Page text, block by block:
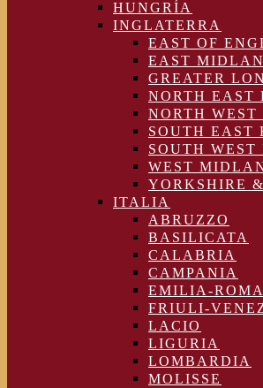
HUNGRÍA
INGLATERRA
EAST OF
EAST
GREATER
NORTH EAST
NORTH
SOUTH EAST
SOUTH WEST
WEST
YORKSHIRE
ITALIA
ABRUZZO
BASILICATA
CALABRIA
CAMPANIA
EMILIA-
FRIULI-
LACIO
LIGURIA
LOMBARDIA
MOLISSE